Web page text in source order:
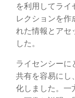
を利用してライ
レクションを作
れた情報とアセ
した。
ライセンシー
共有を容易にし
化しました。一